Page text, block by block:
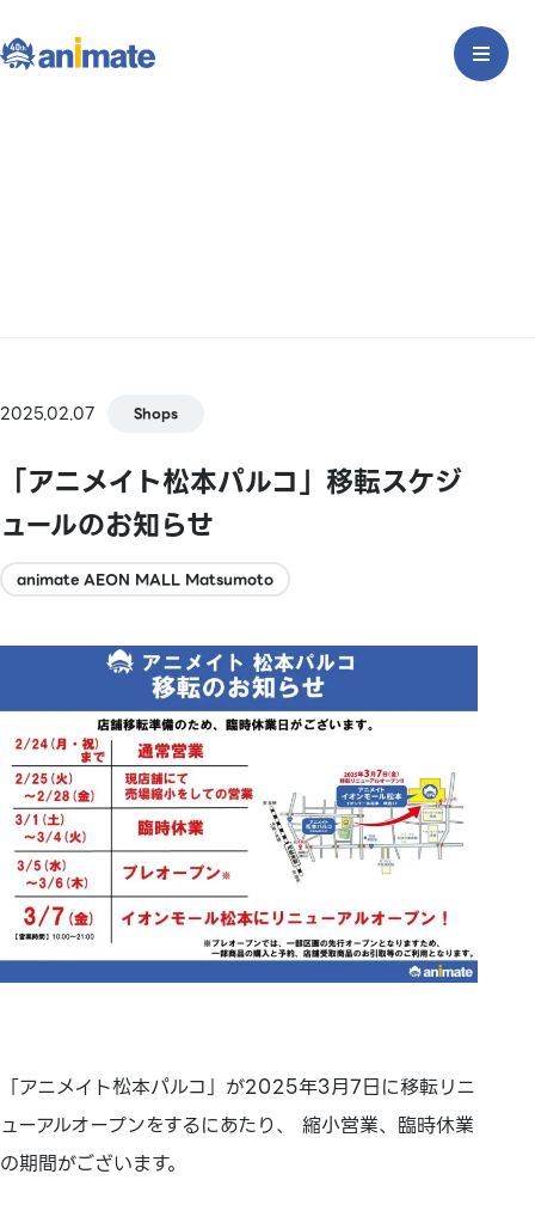
2025.02.07 Shops
「アニメイト松本パルコ」移転スケジ
ュールのお知らせ
animate AEON MALL Matsumoto
「アニメイト松本パルコ」が2025年3月7日に移転リニ
ューアルオープンをするにあたり、 縮小営業、臨時休業
の期間がございます。